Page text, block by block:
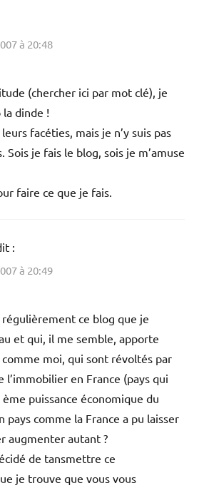
à 20:48
(chercher ici par mot clé), je
la dinde !
facéties, mais je n’y suis pas
Sois je fais le blog, sois je m’amuse
faire ce que je fais.
:
à 20:49
ce blog que je
et qui, il me semble, apporte
comme moi, qui sont révoltés par
l’immobilier en France (pays qui
puissance économique du
pays comme la France a pu laisser
augmenter autant ?
de tansmettre ce
je trouve que vous vous